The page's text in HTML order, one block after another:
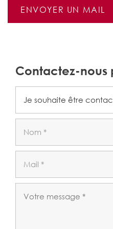
ENVOYER UN MAIL
Contactez-nous